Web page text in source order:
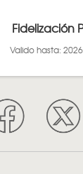
Fidelización
Valido hasta: